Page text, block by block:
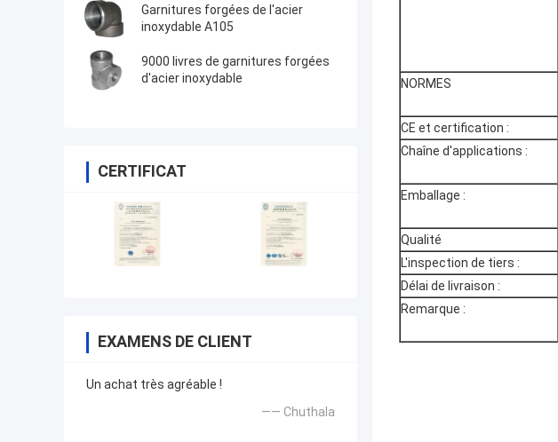
Garnitures forgées de l'acier
inoxydable A105
9000 livres de garnitures forgées
d'acier inoxydable
CERTIFICAT
EXAMENS DE CLIENT
Un achat très agréable !
—— Chuthala
NORMES
CE et certification :
Chaîne d'applications :
Emballage :
Qualité
L'inspection de tiers :
Délai de livraison :
Remarque :